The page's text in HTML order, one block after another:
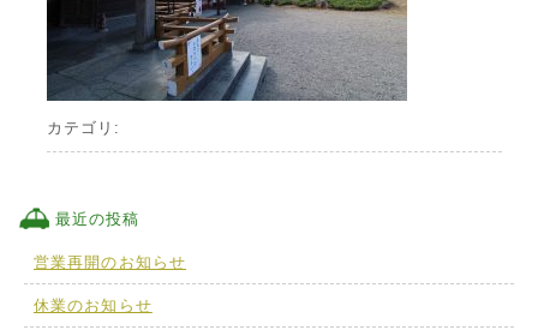
カテゴリ:
最近の投稿
営業再開のお知らせ
休業のお知らせ